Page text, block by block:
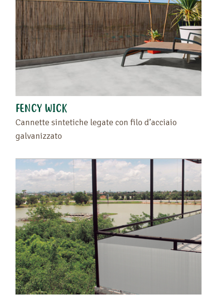
FENCY WICK
Cannette sintetiche legate con filo d’acciaio
galvanizzato